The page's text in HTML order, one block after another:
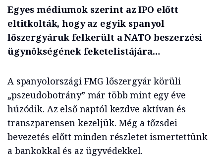
Egyes médiumok szerint az IPO előtt
eltitkolták, hogy az egyik spanyol
lőszergyáruk felkerült a NATO beszerzési
ügynökségének feketelistájára…
A spanyolországi FMG lőszergyár körüli
„pszeudobotrány” már több mint egy éve
húzódik. Az első naptól kezdve aktívan és
transzparensen kezeljük. Még a tőzsdei
bevezetés előtt minden részletet ismertettünk
a bankokkal és az ügyvédekkel.